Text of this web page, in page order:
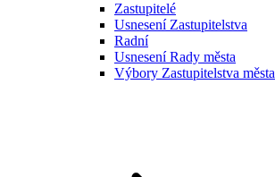
Zastupitelé
Usnesení Zastupitelstva
Radní
Usnesení Rady města
Výbory Zastupitelstva města